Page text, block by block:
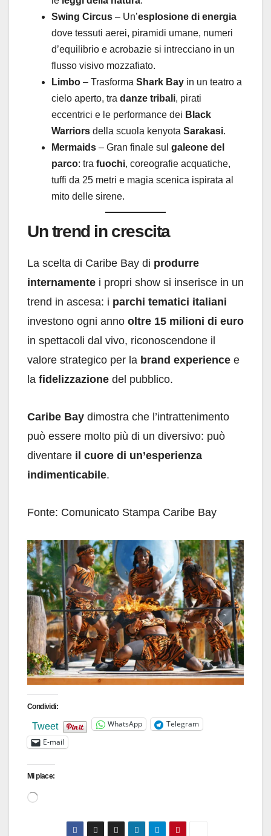
Swing Circus – Un’esplosione di energia
dove tessuti aerei, piramidi umane, numeri
d’equilibrio e acrobazie si intrecciano in un
flusso visivo mozzafiato.
Limbo – Trasforma Shark Bay in un teatro a
cielo aperto, tra danze tribali, pirati
eccentrici e le performance dei Black
Warriors della scuola kenyota Sarakasi.
Mermaids – Gran finale sul galeone del
parco: tra fuochi, coreografie acquatiche,
tuffi da 25 metri e magia scenica ispirata al
mito delle sirene.
Un trend in crescita
La scelta di Caribe Bay di produrre
internamente i propri show si inserisce in un
trend in ascesa: i parchi tematici italiani
investono ogni anno oltre 15 milioni di euro
in spettacoli dal vivo, riconoscendone il
valore strategico per la brand experience e
la fidelizzazione del pubblico.
Caribe Bay dimostra che l’intrattenimento
può essere molto più di un diversivo: può
diventare il cuore di un’esperienza
indimenticabile.
Fonte: Comunicato Stampa Caribe Bay
Condividi:
Tweet WhatsApp
Telegram
E-mail
Mi piace:
Caricamento